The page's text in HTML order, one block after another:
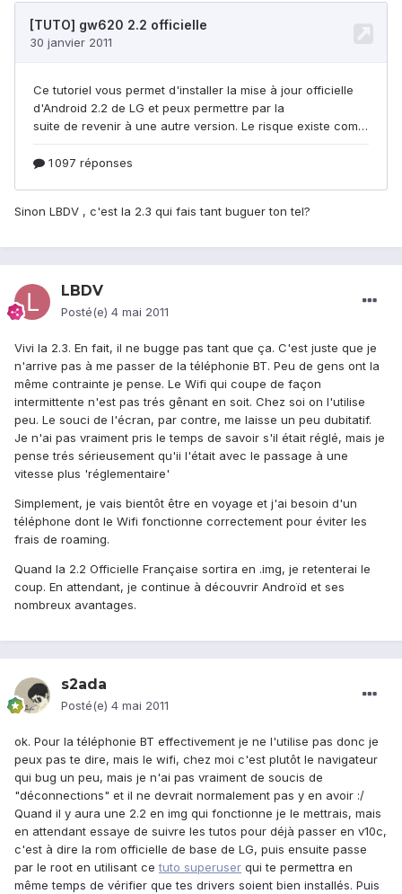
Sinon LBDV , c'est la 2.3 qui fais tant buguer ton tel?
LBDV
Posté(e) 4 mai 2011
Vivi la 2.3. En fait, il ne bugge pas tant que ça. C'est juste que je
n'arrive pas à me passer de la téléphonie BT. Peu de gens ont la
même contrainte je pense. Le Wifi qui coupe de façon
intermittente n'est pas trés gênant en soit. Chez soi on l'utilise
peu. Le souci de l'écran, par contre, me laisse un peu dubitatif.
Je n'ai pas vraiment pris le temps de savoir s'il était réglé, mais je
pense trés sérieusement qu'ii l'était avec le passage à une
vitesse plus 'réglementaire'
Simplement, je vais bientôt être en voyage et j'ai besoin d'un
téléphone dont le Wifi fonctionne correctement pour éviter les
frais de roaming.
Quand la 2.2 Officielle Française sortira en .img, je retenterai le
coup. En attendant, je continue à découvrir Androïd et ses
nombreux avantages.
s2ada
Posté(e) 4 mai 2011
ok. Pour la téléphonie BT effectivement je ne l'utilise pas donc je
peux pas te dire, mais le wifi, chez moi c'est plutôt le navigateur
qui bug un peu, mais je n'ai pas vraiment de soucis de
"déconnections" et il ne devrait normalement pas y en avoir :/
Quand il y aura une 2.2 en img qui fonctionne je le mettrais, mais
en attendant essaye de suivre les tutos pour déjà passer en v10c,
c'est à dire la rom officielle de base de LG, puis ensuite passe
par le root en utilisant cetuto superuser qui te permettra en
même temps de vérifier que tes drivers soient bien installés. Puis